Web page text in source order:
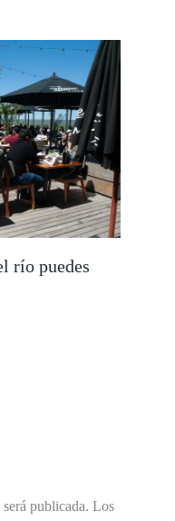
río puedes
publicada. Los